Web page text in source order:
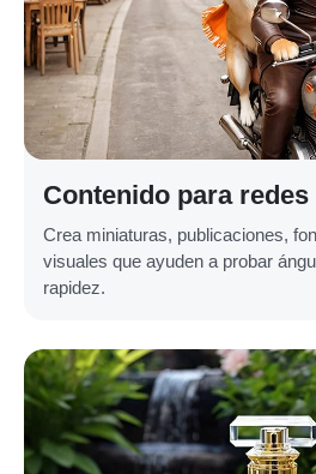
Contenido para redes
Crea miniaturas, publicaciones,
visuales que ayuden a probar
rapidez.